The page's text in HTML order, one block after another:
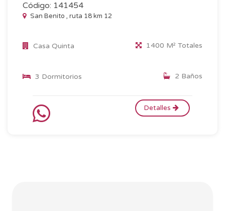
Código: 141454
San Benito , ruta 18 km 12
Casa Quinta 1400 M² Totales
3 Dormitorios 2 Baños
Detalles